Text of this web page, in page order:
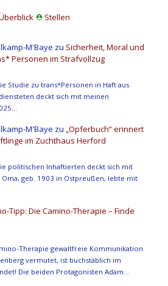
⛑ Stellen
M'Baye zu Sicherheit, Moral und
Personen im Strafvollzug
Studie zu trans*Personen in Haft aus
deckt sich mit meinen
M'Baye zu „Opferbuch“ erinnert
im Zuchthaus Herford
politischen Inhaftierten deckt sich mit
geb. 1903 in Ostpreußen, lebte mit
Tipp: Die Camino-Therapie – Finde
Therapie gewaltfreie Kommunikation
vermutet, ist buchstäblich im
Die beiden Protagonisten Adam…